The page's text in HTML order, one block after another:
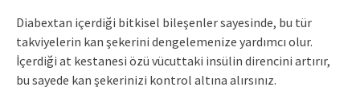
Diabextan içerdiği bitkisel bileşenler sayesinde, bu tür
takviyelerin kan şekerini dengelemenize yardımcı olur.
İçerdiği at kestanesi özü vücuttaki insülin direncini artırır,
bu sayede kan şekerinizi kontrol altına alırsınız.